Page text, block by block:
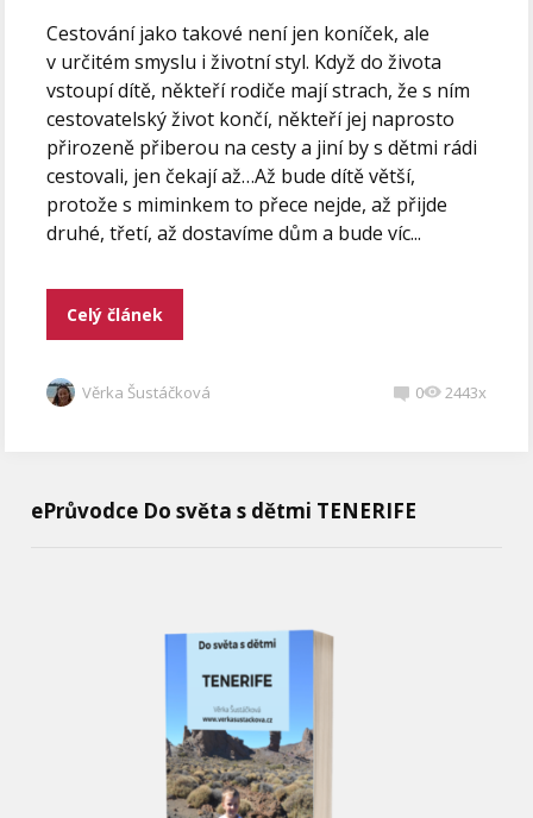
Cestování jako takové není jen koníček, ale
v určitém smyslu i životní styl. Když do života
vstoupí dítě, někteří rodiče mají strach, že s ním
cestovatelský život končí, někteří jej naprosto
přirozeně přiberou na cesty a jiní by s dětmi rádi
cestovali, jen čekají až…Až bude dítě větší,
protože s miminkem to přece nejde, až přijde
druhé, třetí, až dostavíme dům a bude víc...
Celý článek
Věrka Šustáčková 0 2443x
ePrůvodce Do světa s dětmi TENERIFE